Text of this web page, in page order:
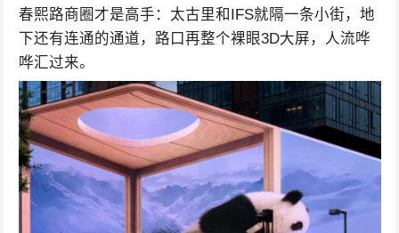
春熙路商圈才是高手：太古里和IFS就隔一条小街，地
下还有连通的通道，路口再整个裸眼3D大屏，人流哗
哗汇过来。